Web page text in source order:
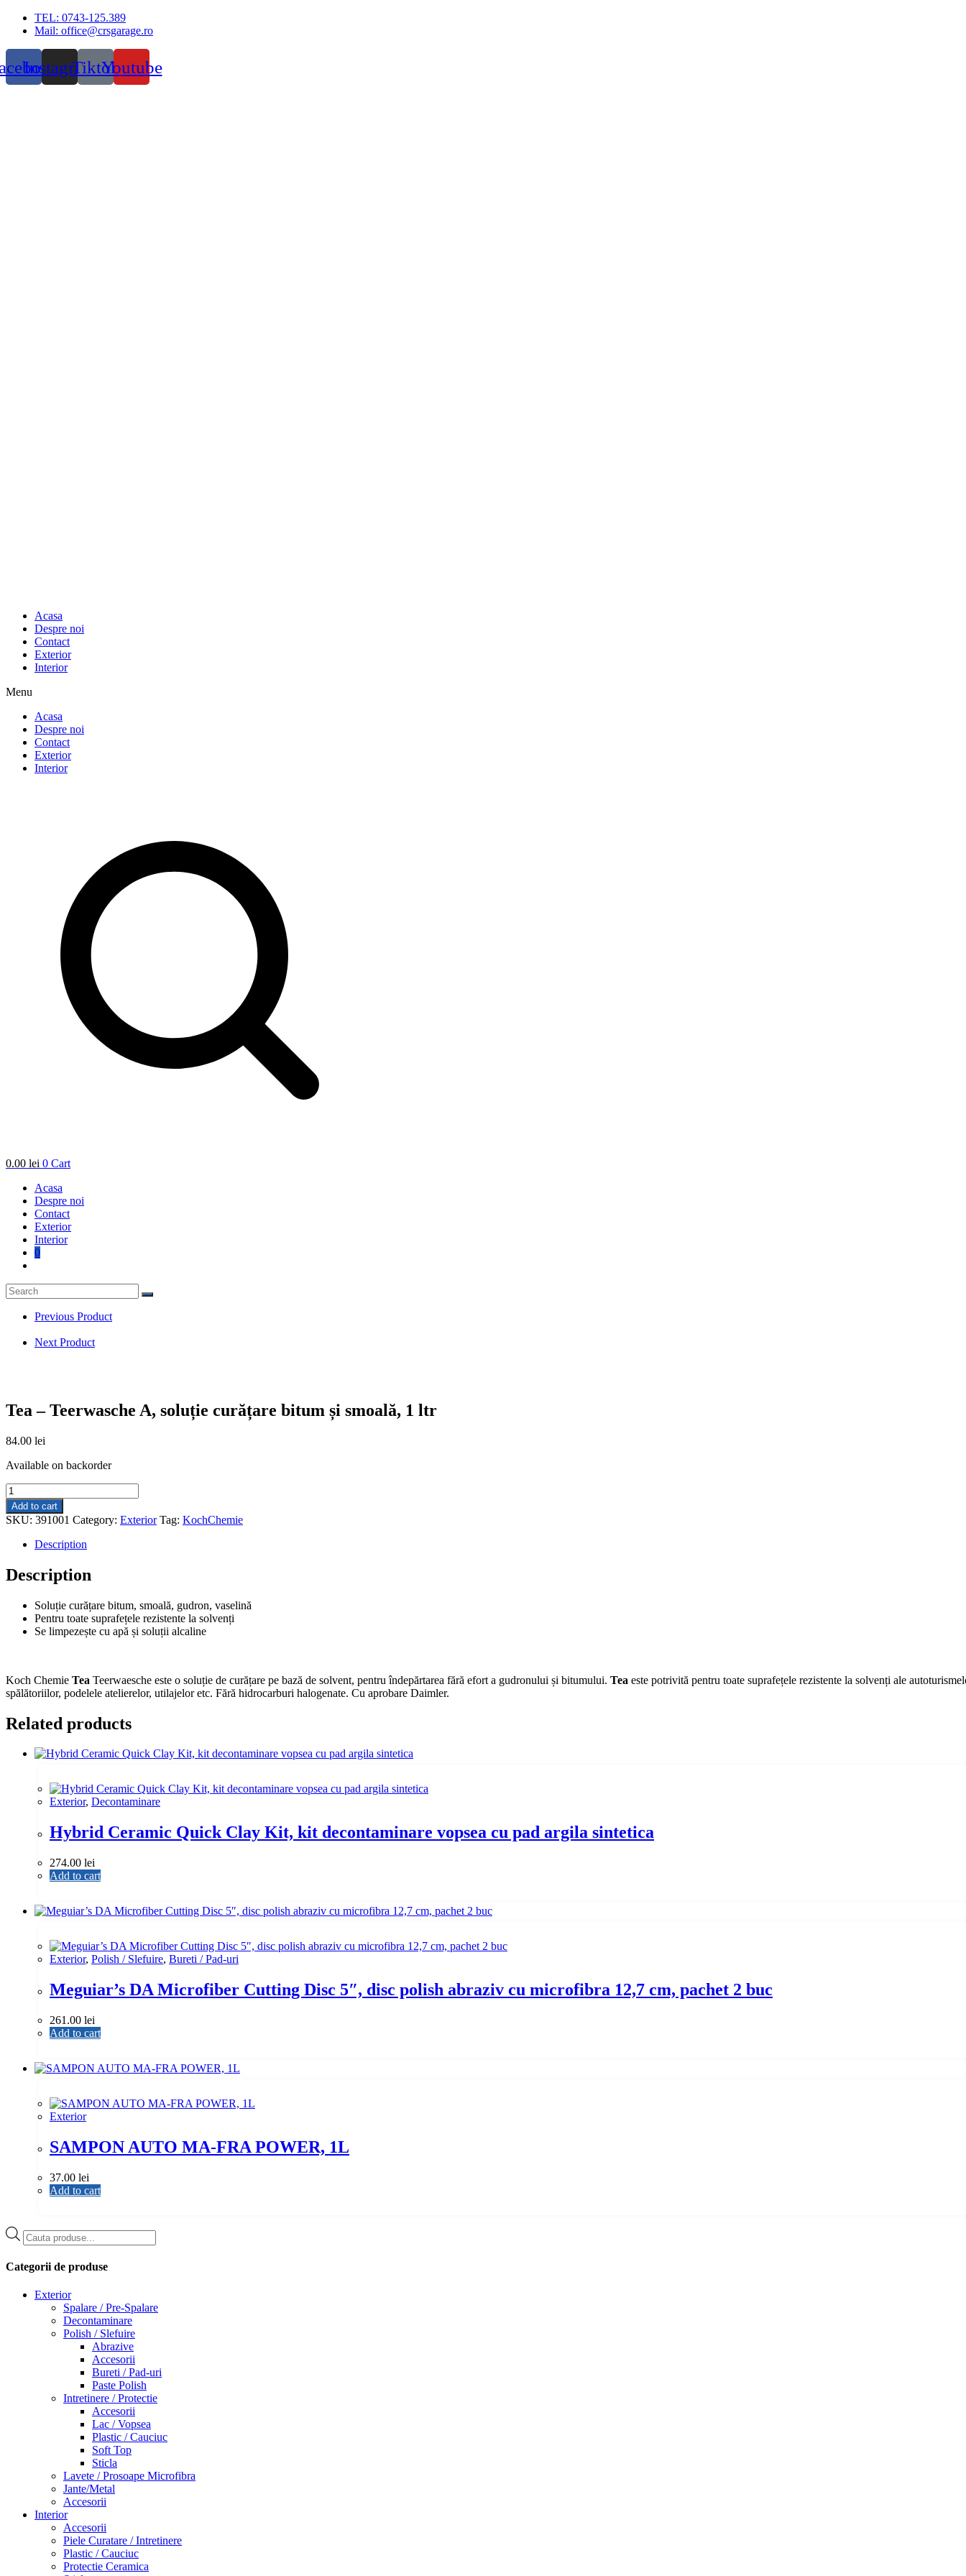
Skip
TEL: 0743-125.389
Mail: office@crsgarage.ro
InstagramTiktokYoutube
Acasa
Despre noi
Contact
Exterior
Interior
Menu
Acasa
Despre noi
Contact
Exterior
Interior
0.00 lei 0 Cart
Acasa
Despre noi
Contact
Exterior
Interior
0
search
Previous Product
Next Product
Tea – Teerwasche A, soluție curățare bitum și smoală, 1 ltr
84.00 lei
Available on backorder
Tea
-
Teerwasche
A,
soluție
curățare
bitum
și
quantity
Add to cart
SKU: 391001 Category: Exterior Tag: KochChemie
Description
Description
Soluție curățare bitum, smoală, gudron, vaselină
Pentru toate suprafețele rezistente la solvenți
Se limpezește cu apă și soluții alcaline
Koch Chemie Tea Teerwaesche este o soluție de curățare pe bază de solvent, pentru îndepărtarea fără efort a gudronului și bitumului. Tea este potrivită pentru toate suprafețele rezistente la solvenți ale
spălătoriilor, podelele atelierelor, utilajelor etc. Fără hidrocarburi halogenate. Cu aprobare Daimler.
Related products
Exterior, Decontaminare
Hybrid Ceramic Quick Clay Kit, kit decontaminare vopsea cu pad argila sintetica
274.00 lei
Add to cart
Exterior, Polish / Slefuire, Bureti / Pad-uri
Meguiar’s DA Microfiber Cutting Disc 5″, disc polish abraziv cu microfibra 12,7 cm, pachet 2 buc
261.00 lei
Add to cart
Exterior
SAMPON AUTO MA-FRA POWER, 1L
37.00 lei
Add to cart
Products
search
Categorii de produse
Exterior
Spalare / Pre-Spalare
Decontaminare
Polish / Slefuire
Abrazive
Accesorii
Bureti / Pad-uri
Paste Polish
Intretinere / Protectie
Accesorii
Lac / Vopsea
Plastic / Cauciuc
Soft Top
Sticla
Lavete / Prosoape Microfibra
Jante/Metal
Accesorii
Interior
Accesorii
Piele Curatare / Intretinere
Plastic / Cauciuc
Protectie Ceramica